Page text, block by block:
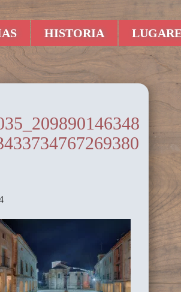
HISTORIA